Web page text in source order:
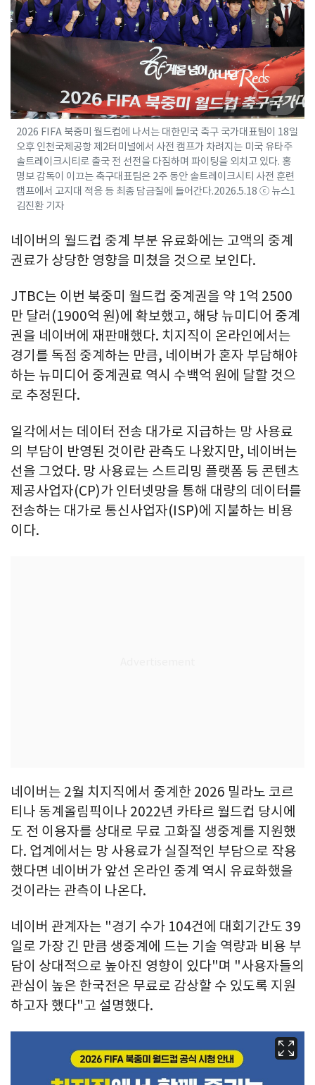
2026 FIFA 북중미 월드컵에 나서는 대한민국 축구 국가대표팀이 18일
오후 인천국제공항 제2터미널에서 사전 캠프가 차려지는 미국 유타주
솔트레이크시티로 출국 전 선전을 다짐하며 파이팅을 외치고 있다. 홍
명보 감독이 이끄는 축구대표팀은 2주 동안 솔트레이크시티 사전 훈련
캠프에서 고지대 적응 등 최종 담금질에 들어간다.2026.5.18 ⓒ 뉴스1
김진환 기자
네이버의 월드컵 중계 부분 유료화에는 고액의 중계
권료가 상당한 영향을 미쳤을 것으로 보인다.
JTBC는 이번 북중미 월드컵 중계권을 약 1억 2500
만 달러(1900억 원)에 확보했고, 해당 뉴미디어 중계
권을 네이버에 재판매했다. 치지직이 온라인에서는
경기를 독점 중계하는 만큼, 네이버가 혼자 부담해야
하는 뉴미디어 중계권료 역시 수백억 원에 달할 것으
로 추정된다.
일각에서는 데이터 전송 대가로 지급하는 망 사용료
의 부담이 반영된 것이란 관측도 나왔지만, 네이버는
선을 그었다. 망 사용료는 스트리밍 플랫폼 등 콘텐츠
제공사업자(CP)가 인터넷망을 통해 대량의 데이터를
전송하는 대가로 통신사업자(ISP)에 지불하는 비용
이다.
네이버는 2월 치지직에서 중계한 2026 밀라노 코르
티나 동계올림픽이나 2022년 카타르 월드컵 당시에
도 전 이용자를 상대로 무료 고화질 생중계를 지원했
다. 업계에서는 망 사용료가 실질적인 부담으로 작용
했다면 네이버가 앞선 온라인 중계 역시 유료화했을
것이라는 관측이 나온다.
네이버 관계자는 "경기 수가 104건에 대회기간도 39
일로 가장 긴 만큼 생중계에 드는 기술 역량과 비용 부
담이 상대적으로 높아진 영향이 있다"며 "사용자들의
관심이 높은 한국전은 무료로 감상할 수 있도록 지원
하고자 했다"고 설명했다.